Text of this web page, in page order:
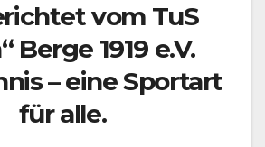
vom TuS
Berge 1919 e.V.
– eine Sportart
für alle.